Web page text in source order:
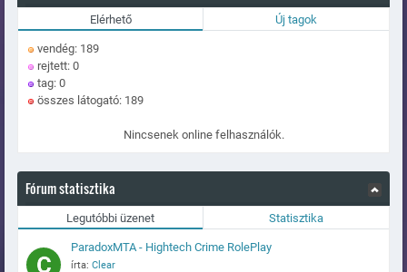
Elérhető Új tagok
vendég: 189
rejtett: 0
tag: 0
összes látogató: 189
Nincsenek online felhasználók.
Fórum statisztika
Legutóbbi üzenet Statisztika
ParadoxMTA - Hightech Crime RolePlay
írta: Clear